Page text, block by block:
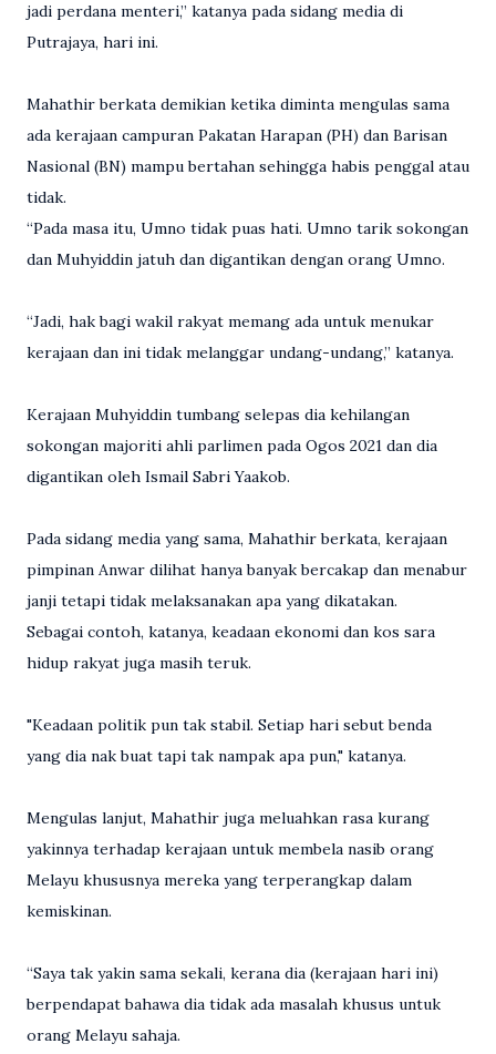
jadi perdana menteri,” katanya pada sidang media di
Putrajaya, hari ini.
Mahathir berkata demikian ketika diminta mengulas sama
ada kerajaan campuran Pakatan Harapan (PH) dan Barisan
Nasional (BN) mampu bertahan sehingga habis penggal atau
tidak.
“Pada masa itu, Umno tidak puas hati. Umno tarik sokongan
dan Muhyiddin jatuh dan digantikan dengan orang Umno.
“Jadi, hak bagi wakil rakyat memang ada untuk menukar
kerajaan dan ini tidak melanggar undang-undang,” katanya.
Kerajaan Muhyiddin tumbang selepas dia kehilangan
sokongan majoriti ahli parlimen pada Ogos 2021 dan dia
digantikan oleh Ismail Sabri Yaakob.
Pada sidang media yang sama, Mahathir berkata, kerajaan
pimpinan Anwar dilihat hanya banyak bercakap dan menabur
janji tetapi tidak melaksanakan apa yang dikatakan.
Sebagai contoh, katanya, keadaan ekonomi dan kos sara
hidup rakyat juga masih teruk.
"Keadaan politik pun tak stabil. Setiap hari sebut benda
yang dia nak buat tapi tak nampak apa pun," katanya.
Mengulas lanjut, Mahathir juga meluahkan rasa kurang
yakinnya terhadap kerajaan untuk membela nasib orang
Melayu khususnya mereka yang terperangkap dalam
kemiskinan.
“Saya tak yakin sama sekali, kerana dia (kerajaan hari ini)
berpendapat bahawa dia tidak ada masalah khusus untuk
orang Melayu sahaja.